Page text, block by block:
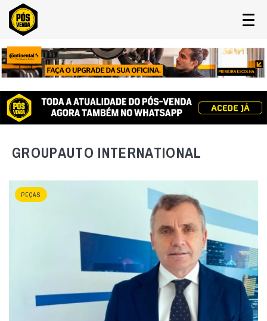
GROUPAUTO INTERNATIONAL
PEÇAS